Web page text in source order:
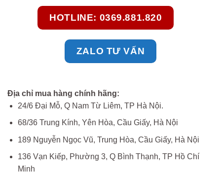
HOTLINE: 0369.881.820
ZALO TƯ VẤN
Địa chỉ mua hàng chính hãng:
24/6 Đại Mỗ, Q Nam Từ Liêm, TP Hà Nội.
68/36 Trung Kính, Yên Hòa, Cầu Giấy, Hà Nội
189 Nguyễn Ngọc Vũ, Trung Hòa, Cầu Giấy, Hà Nội
136 Vạn Kiếp, Phường 3, Q Bình Thạnh, TP Hồ Chí
Minh